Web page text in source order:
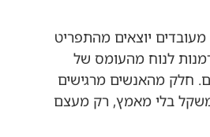
יוצאים מהתפריט
לנוח מהעומס של
חלק מהאנשים מרגישים
בלי מאמץ, רק מעצם